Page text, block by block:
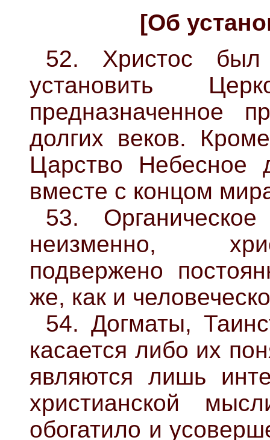
[Об
52. Христос
установить
предназначенное
долгих веков.
Царство Небесное
вместе с концом
53.
неизменно,
подвержено
же, как и
54. Догматы,
касается либо их
являются лишь
христианской
обогатило и